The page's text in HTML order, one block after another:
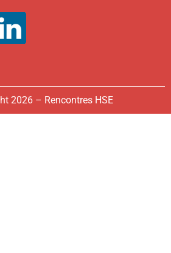
2026 – Rencontres HSE